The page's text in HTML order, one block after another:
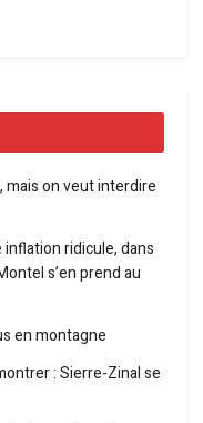
mais on veut interdire
ridicule, dans
s’en prend au
en montagne
: Sierre-Zinal se